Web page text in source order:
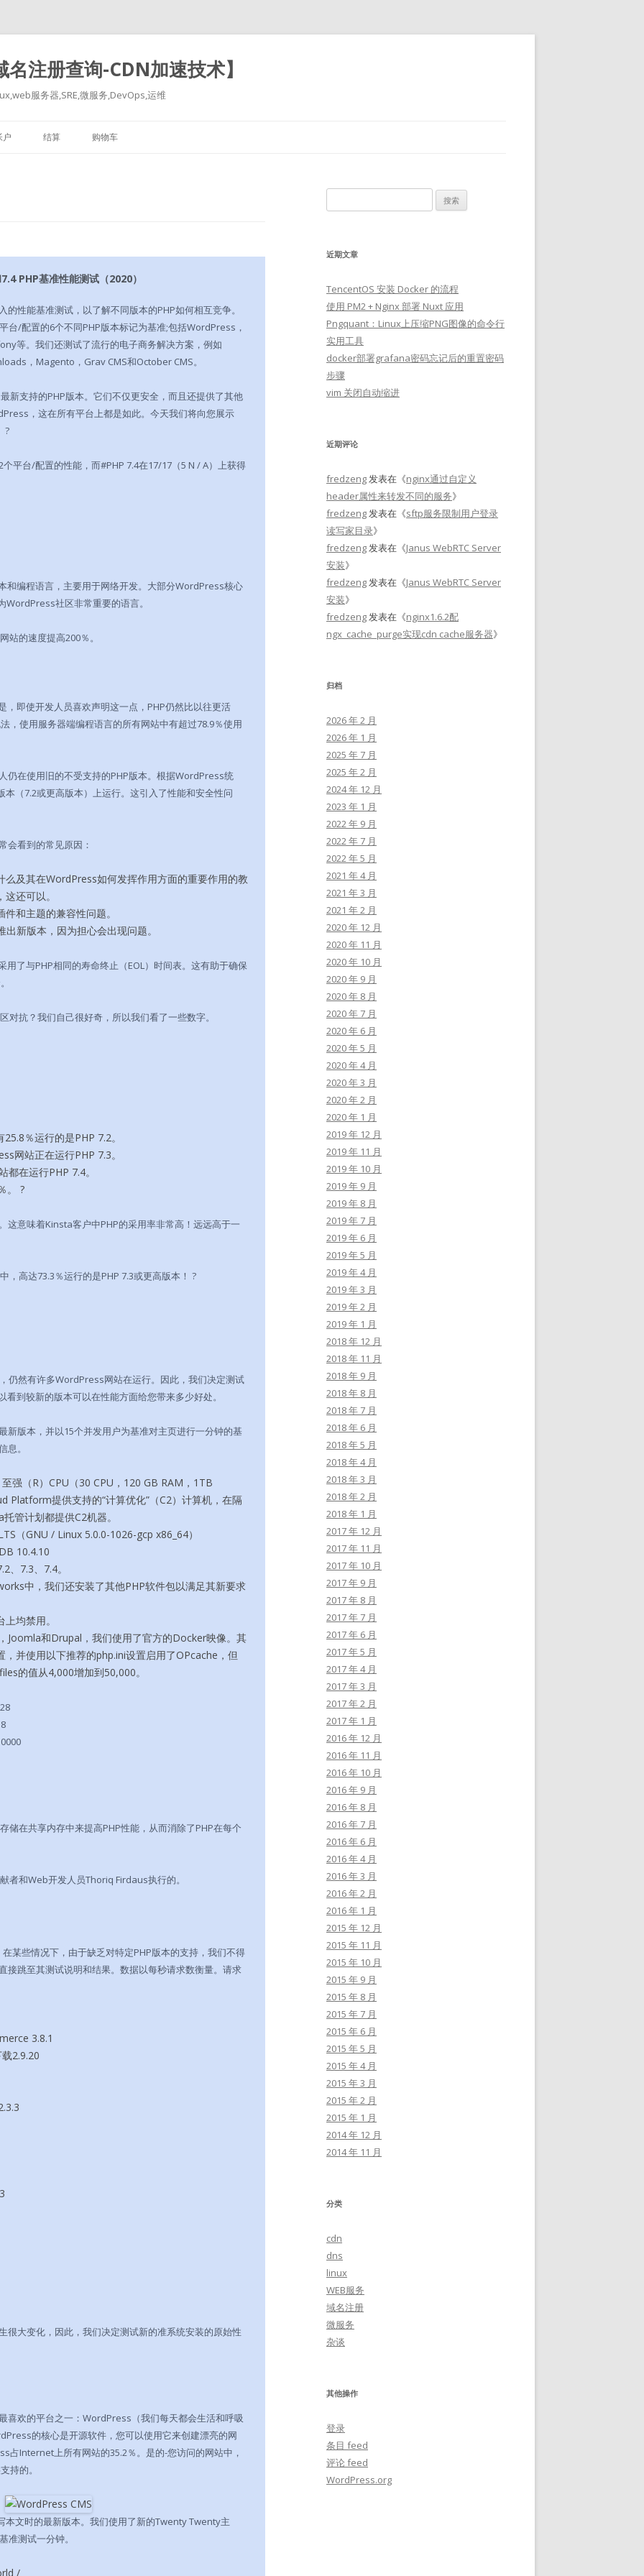
注册查询-CDN加速技术】
服务器,SRE,微服务,DevOps,运维
户 结算 购物车
PHP基准性能测试（2020）
性能基准测试，以了解不同版本的PHP如何相互竞争。
台/配置的6个不同PHP版本标记为基准;包括WordPress，
等。我们还测试了流行的电子商务解决方案，例如
，Magento，Grav CMS和October CMS。
新支持的PHP版本。它们不仅更安全，而且还提供了其他
，这在所有平台上都是如此。今天我们将向您展示
?
平台/配置的性能，而#PHP 7.4在17/17（5 N / A）上获得
和编程语言，主要用于网络开发。大部分WordPress核心
WordPress社区非常重要的语言。
的速度提高200％。
，即使开发人员喜欢声明这一点，PHP仍然比以往更活
，使用服务器端编程语言的所有网站中有超过78.9％使用
仍在使用旧的不受支持的PHP版本。根据WordPress统
本（7.2或更高版本）上运行。这引入了性能和安全性问
会看到的常见原因：
么及其在WordPress如何发挥作用方面的重要作用的教
还可以。
和主题的兼容性问题。
新版本，因为担心会出现问题。
了与PHP相同的寿命终止（EOL）时间表。这有助于确保
抗？我们自己很好奇，所以我们看了一些数字。
％运行的是PHP 7.2。
网站正在运行PHP 7.3。
在运行PHP 7.4。
。 ?
这意味着Kinsta客户中PHP的采用率非常高！远远高于一
高达73.3％运行的是PHP 7.3或更高版本！ ?
仍然有许多WordPress网站在运行。因此，我们决定测试
到较新的版本可以在性能方面给您带来多少好处。
新版本，并以15个并发用户为基准对主页进行一分钟的基
。
强（R）CPU（30 CPU，120 GB RAM，1TB
Platform提供支持的“计算优化”（C2）计算机，在隔
管计划都提供C2机器。
（GNU / Linux 5.0.0-1026-gcp x86_64）
10.4.10
、7.3、7.4。
中，我们还安装了其他PHP软件包以满足其新要求
均禁用。
Joomla和Drupal，我们使用了官方的Docker映像。其
，并使用以下推荐的php.ini设置启用了OPcache，但
的值从4,000增加到50,000。
储在共享内存中来提高PHP性能，从而消除了PHP在每个
和Web开发人员Thoriq Firdaus执行的。
某些情况下，由于缺乏对特定PHP版本的支持，我们不得
接跳至其测试说明和结果。数据以每秒请求数衡量。请求
3.8.1
2.9.20
很大变化，因此，我们决定测试新的准系统安装的原始性
喜欢的平台之一：WordPress（我们每天都会生活和呼吸
的核心是开源软件，您可以使用它来创建漂亮的网
占Internet上所有网站的35.2％。是的-您访问的网站中，
持的。
文时的最新版本。我们使用了新的Twenty Twenty主
准测试一分钟。
/
索：
近期文章
TencentOS 安装 Docker 的流程
使用 PM2 + Nginx 部署 Nuxt 应用
Pngquant：Linux上压缩PNG图像的命令行
实用工具
docker部署grafana密码忘记后的重置密码
步骤
vim 关闭自动缩进
近期评论
fredzeng发表在《nginx通过自定义
header属性来转发不同的服务》
fredzeng发表在《sftp服务限制用户登录
读写家目录》
fredzeng发表在《Janus WebRTC Server
安装》
fredzeng发表在《Janus WebRTC Server
安装》
fredzeng发表在《nginx1.6.2配
ngx_cache_purge实现cdn cache服务器》
归档
2026 年 2 月
2026 年 1 月
2025 年 7 月
2025 年 2 月
2024 年 12 月
2023 年 1 月
2022 年 9 月
2022 年 7 月
2022 年 5 月
2021 年 4 月
2021 年 3 月
2021 年 2 月
2020 年 12 月
2020 年 11 月
2020 年 10 月
2020 年 9 月
2020 年 8 月
2020 年 7 月
2020 年 6 月
2020 年 5 月
2020 年 4 月
2020 年 3 月
2020 年 2 月
2020 年 1 月
2019 年 12 月
2019 年 11 月
2019 年 10 月
2019 年 9 月
2019 年 8 月
2019 年 7 月
2019 年 6 月
2019 年 5 月
2019 年 4 月
2019 年 3 月
2019 年 2 月
2019 年 1 月
2018 年 12 月
2018 年 11 月
2018 年 9 月
2018 年 8 月
2018 年 7 月
2018 年 6 月
2018 年 5 月
2018 年 4 月
2018 年 3 月
2018 年 2 月
2018 年 1 月
2017 年 12 月
2017 年 11 月
2017 年 10 月
2017 年 9 月
2017 年 8 月
2017 年 7 月
2017 年 6 月
2017 年 5 月
2017 年 4 月
2017 年 3 月
2017 年 2 月
2017 年 1 月
2016 年 12 月
2016 年 11 月
2016 年 10 月
2016 年 9 月
2016 年 8 月
2016 年 7 月
2016 年 6 月
2016 年 4 月
2016 年 3 月
2016 年 2 月
2016 年 1 月
2015 年 12 月
2015 年 11 月
2015 年 10 月
2015 年 9 月
2015 年 8 月
2015 年 7 月
2015 年 6 月
2015 年 5 月
2015 年 4 月
2015 年 3 月
2015 年 2 月
2015 年 1 月
2014 年 12 月
2014 年 11 月
分类
cdn
dns
linux
WEB服务
域名注册
微服务
杂谈
其他操作
登录
条目 feed
评论 feed
WordPress.org